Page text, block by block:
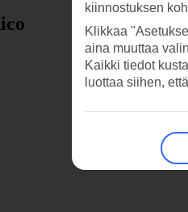
kiinnostuksen
Klikkaa
aina muuttaa
Kaikki tiedot
luottaa siihen,